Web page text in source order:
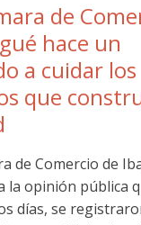
de
hace un
a cuidar los
que
de Comercio de
la opinión pública
días, se